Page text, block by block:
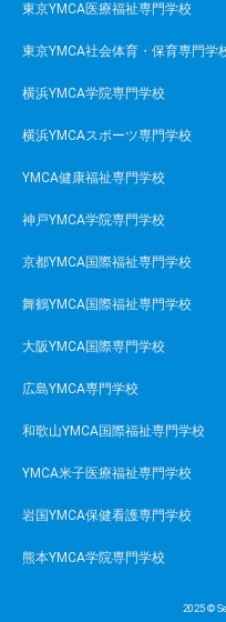
東京YMCA医療福祉専門学校
東京YMCA社会体育・保育専門学
横浜YMCA学院専門学校
横浜YMCAスポーツ専門学校
YMCA健康福祉専門学校
神戸YMCA学院専門学校
京都YMCA国際福祉専門学校
舞鶴YMCA国際福祉専門学校
大阪YMCA国際専門学校
広島YMCA専門学校
和歌山YMCA国際福祉専門学校
YMCA米子医療福祉専門学校
岩国YMCA保健看護専門学校
熊本YMCA学院専門学校
2025 ©